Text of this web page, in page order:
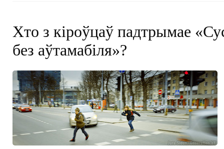
Хто з кіроўцаў падтрымае
без аўтамабіля»?